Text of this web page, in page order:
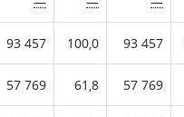
93 457 100,0 93 457
57 769 61,8 57 769